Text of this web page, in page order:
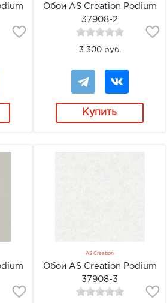
Обои AS Creation Podium
37908-2
3 300 руб.
Купить
AS Creation
Обои AS Creation Podium
37908-3